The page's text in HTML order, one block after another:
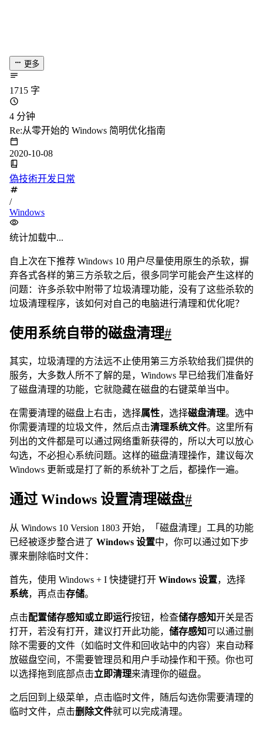
更多
1715 字
4 分钟
Re:从零开始的 Windows 简明优化指南
2020-10-08
偽技術开发日常
/
Windows
统计加载中...
自上次在下推荐 Windows 10 用户尽量使用原生的杀软，摒
弃各式各样的第三方杀软之后，很多同学可能会产生这样的
问题：许多杀软中附带了垃圾清理功能，没有了这些杀软的
垃圾清理程序，该如何对自己的电脑进行清理和优化呢？
使用系统自带的磁盘清理#
其实，垃圾清理的方法远不止使用第三方杀软给我们提供的
服务，大多数人所不了解的是，Windows 早已给我们准备好
了磁盘清理的功能，它就隐藏在磁盘的右键菜单当中。
在需要清理的磁盘上右击，选择属性，选择磁盘清理。选中
你需要清理的垃圾文件，然后点击清理系统文件。这里所有
列出的文件都是可以通过网络重新获得的，所以大可以放心
勾选，不必担心系统问题。这样的磁盘清理操作，建议每次
Windows 更新或是打了新的系统补丁之后，都操作一遍。
通过 Windows 设置清理磁盘#
从 Windows 10 Version 1803 开始，「磁盘清理」工具的功能
已经被逐步整合进了 Windows 设置中，你可以通过如下步
骤来删除临时文件：
首先，使用 Windows + I 快捷键打开 Windows 设置，选择
系统，再点击存储。
点击配置储存感知或立即运行按钮，检查储存感知开关是否
打开，若没有打开，建议打开此功能， 储存感知可以通过删
除不需要的文件（如临时文件和回收站中的内容）来自动释
放磁盘空间，不需要管理员和用户手动操作和干预。你也可
以选择拖到底部点击立即清理来清理你的磁盘。
之后回到上级菜单，点击临时文件，随后勾选你需要清理的
临时文件，点击删除文件就可以完成清理。